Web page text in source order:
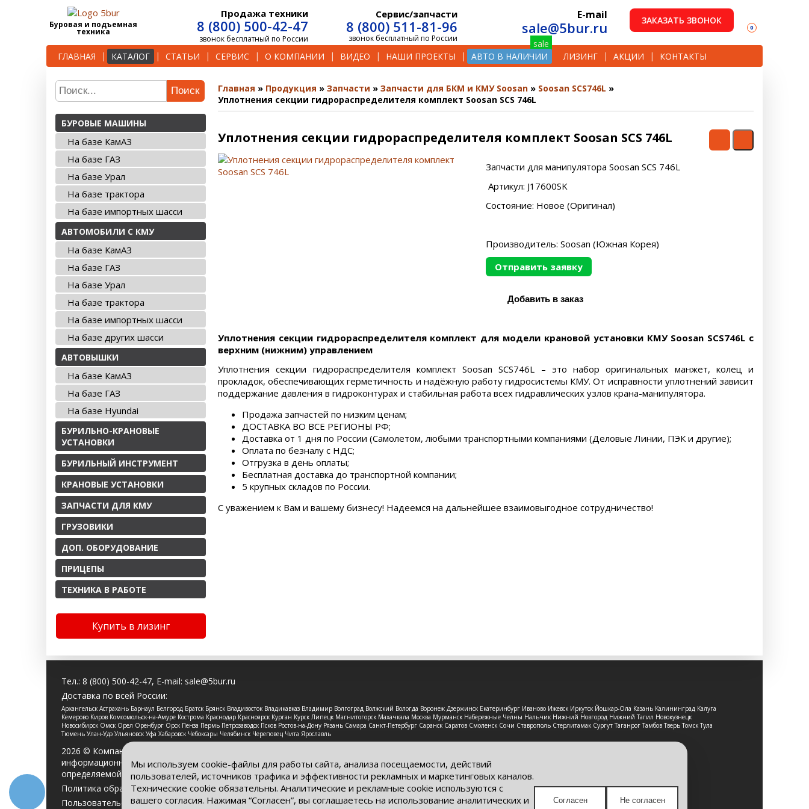
Буровая и подъемная
техника
Продажа техники
8 (800) 500-42-47
звонок бесплатный по России
Сервис/запчасти
8 (800) 511-81-96
звонок бесплатный по России
E-mail
sale@5bur.ru ЗАКАЗАТЬ ЗВОНОК
0
ГЛАВНАЯ КАТАЛОГ СТАТЬИ СЕРВИС О КОМПАНИИ ВИДЕО НАШИ ПРОЕКТЫ АВТО В НАЛИЧИИ ЛИЗИНГ АКЦИИ КОНТАКТЫ
Поиск
БУРОВЫЕ МАШИНЫ
На базе КамАЗ
На базе ГАЗ
На базе Урал
На базе трактора
На базе импортных шасси
АВТОМОБИЛИ С КМУ
На базе КамАЗ
На базе ГАЗ
На базе Урал
На базе трактора
На базе импортных шасси
На базе других шасси
АВТОВЫШКИ
На базе КамАЗ
На базе ГАЗ
На базе Hyundai
БУРИЛЬНО-КРАНОВЫЕ
УСТАНОВКИ
БУРИЛЬНЫЙ ИНСТРУМЕНТ
КРАНОВЫЕ УСТАНОВКИ
ЗАПЧАСТИ ДЛЯ КМУ
ГРУЗОВИКИ
ДОП. ОБОРУДОВАНИЕ
ПРИЦЕПЫ
ТЕХНИКА В РАБОТЕ
Купить в лизинг
Главная Продукция Запчасти Запчасти для БКМ и КМУ Soosan
Soosan SCS746L
Уплотнения секции гидрораспределителя комплект Soosan SCS 746L
Уплотнения секции гидрораспределителя комплект Soosan SCS 746L
Запчасти для манипулятора Soosan SCS 746L
Артикул: J17600SK
Состояние: Новое (Оригинал)
Производитель: Soosan (Южная Корея)
Отправить заявку
Уплотнения секции гидрораспределителя комплект для модели крановой установки КМУ Soosan SCS746L с
верхним (нижним) управлением
Уплотнения секции гидрораспределителя комплект Soosan SCS746L – это набор оригинальных манжет, колец и
прокладок, обеспечивающих герметичность и надёжную работу гидросистемы КМУ. От исправности уплотнений зависит
поддержание давления в гидроконтурах и стабильная работа всех гидравлических узлов крана-манипулятора.
Продажа запчастей по низким ценам;
ДОСТАВКА ВО ВСЕ РЕГИОНЫ РФ;
Доставка от 1 дня по России (Самолетом, любыми транспортными компаниями (Деловые Линии, ПЭК и другие);
Оплата по безналу с НДС;
Отгрузка в день оплаты;
Бесплатная доставка до транспортной компании;
5 крупных складов по России.
С уважением к Вам и вашему бизнесу! Надеемся на дальнейшее взаимовыгодное сотрудничество!
Тел.: 8 (800) 500-42-47, E-mail: sale@5bur.ru
Доставка по всей России:
Архангельск Астрахань Барнаул Белгород Братск Брянск Владивосток Владикавказ Владимир Волгоград Волжский Вологда Воронеж Дзержинск Екатеринбург Иваново Ижевск Иркутск Йошкар-Ола Казань Калининград Калуга
Кемерово Киров Комсомольск-на-Амуре Кострома Краснодар Красноярск Курган Курск Липецк Магнитогорск Махачкала Москва Мурманск Набережные Челны Нальчик Нижний Новгород Нижний Тагил Новокузнецк
Новосибирск Омск Орел Оренбург Орск Пенза Пермь Петрозаводск Псков Ростов-на-Дону Рязань Самара Санкт-Петербург Саранск Саратов Смоленск Сочи Ставрополь Стерлитамак Сургут Таганрог Тамбов Тверь Томск Тула
Тюмень Улан-Удэ Ульяновск Уфа Хабаровск Чебоксары Челябинск Череповец Чита Ярославль
2026 © Компания «Буровые Машины». Все права защищены. Обращаем Ваше внимание на то, что данный интернет-сайт носит исключительно
информационный характер и ни при каких условиях информационные материалы и цены, размещенные на сайте, не является публичной офертой,
определяемой положениями Статьи 437 Гражданского кодекса РФ.
Политика обработки персональных данных
Пользовательское соглашение
Мы используем cookie-файлы для работы сайта, анализа посещаемости, действий
пользователей, источников трафика и эффективности рекламных и маркетинговых каналов.
Технические cookie обязательны. Аналитические и рекламные cookie используются с
вашего согласия. Нажимая “Согласен”, вы соглашаетесь на использование аналитических и
Согласен Не согласен